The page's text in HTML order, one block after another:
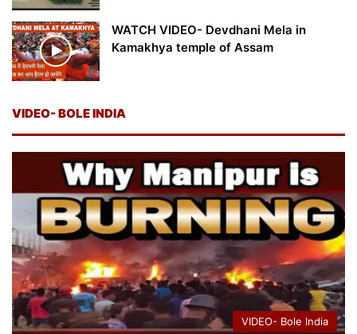
WATCH VIDEO- Devdhani Mela in
Kamakhya temple of Assam
VIDEO- BOLE INDIA
VIDEO- Bole India